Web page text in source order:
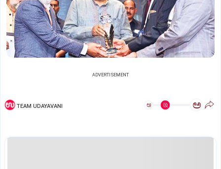
ADVERTISEMENT
TEAM UDAYAVANI ಅ ಅ